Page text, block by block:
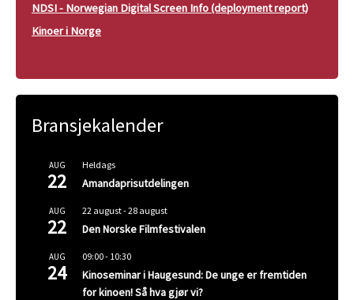
NDSI - Norwegian Digital Screen Info (deployment report)
Kinoer i Norge
Bransjekalender
AUG
22
Heldags
Amandaprisutdelingen
AUG
22
22 august-28 august
Den Norske Filmfestivalen
AUG
24
09:00- 10:30
Kinoseminar i Haugesund: De unge er fremtiden
for kinoen! Så hva gjør vi?